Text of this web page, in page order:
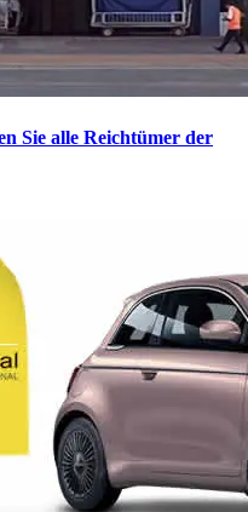
Sie alle Reichtümer der